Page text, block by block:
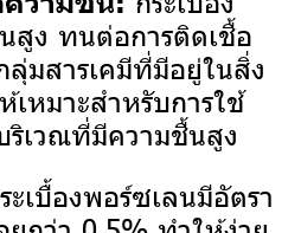
สูง ทนต่อการติดเชื้อ
มสารเคมีที่มีอยู่ในสิ่ง
หมาะสำหรับการใช้
เวณที่มีความชื้นสูง
ะเบื้องพอร์ซเลนมีอัตรา